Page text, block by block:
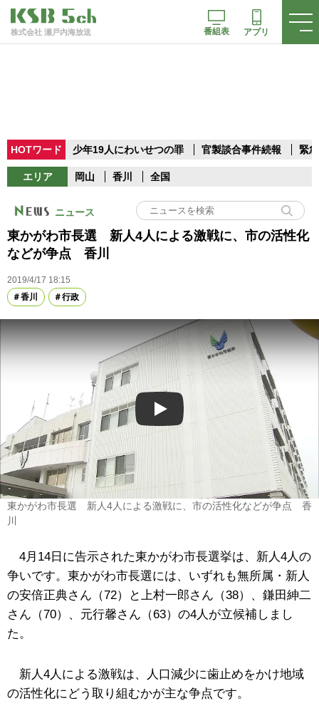
株式会社 瀬戸内海放送 番組表 アプリ
HOTワード 少年19人にわいせつの罪 官製談合事件続報 緊
エリア 岡山 香川 全国
ニュース
東かがわ市長選 新人4人による激戦に、市の活性化
などが争点 香川
2019/4/17 18:15
香川
行政
Play
東かがわ市長選 新人4人による激戦に、市の活性化などが争点 香
川
4月14日に告示された東かがわ市長選挙は、新人4人の
争いです。東かがわ市長選には、いずれも無所属・新人
の安倍正典さん（72）と上村一郎さん（38）、鎌田紳二
さん（70）、元行馨さん（63）の4人が立候補しまし
た。
新人4人による激戦は、人口減少に歯止めをかけ地域
の活性化にどう取り組むかが主な争点です。